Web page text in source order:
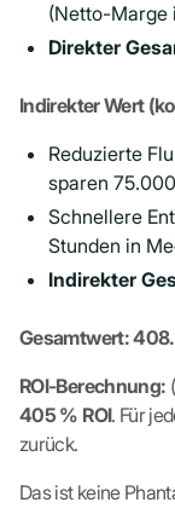
(Netto-Marge
Direkter
Indirekter Wert
Reduzierte
sparen
Schnellere
Stunden in
Indirekter
Gesamtwert:
ROI-Berechnung:
405 % ROI. Für
zurück.
Das ist keine